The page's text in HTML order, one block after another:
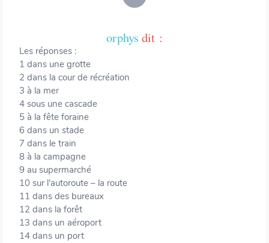
orphys dit :
Les réponses :
1 dans une grotte
2 dans la cour de récréation
3 à la mer
4 sous une cascade
5 à la fête foraine
6 dans un stade
7 dans le train
8 à la campagne
9 au supermarché
10 sur l’autoroute – la route
11 dans des bureaux
12 dans la forêt
13 dans un aéroport
14 dans un port